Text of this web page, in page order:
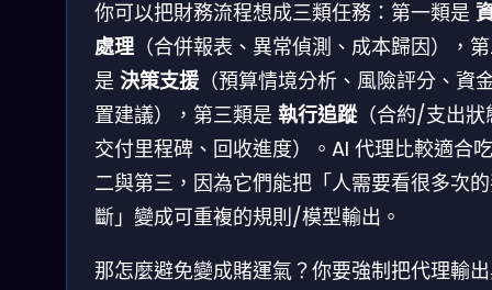
你可以把財務流程想成三類任務：第一類是
處理（合併報表、異常偵測、成本歸因），
是 決策支援（預算情境分析、風險評分、資
置建議），第三類是 執行追蹤（合約/支出狀
交付里程碑、回收進度）。AI 代理比較適合
二與第三，因為它們能把「人需要看很多次
斷」變成可重複的規則/模型輸出。
那怎麼避免變成賭運氣？你要強制把代理輸